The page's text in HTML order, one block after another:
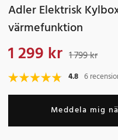
Adler Elektrisk
värmefunktion
Nuvarande pris
1 299 kr 1 799 kr
4.8 6
Meddela mig